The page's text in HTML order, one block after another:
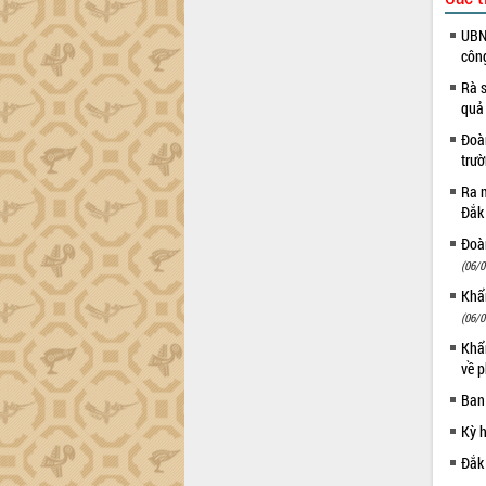
Rà
Ra
Đắk
(06/
(06/
về
Kỳ